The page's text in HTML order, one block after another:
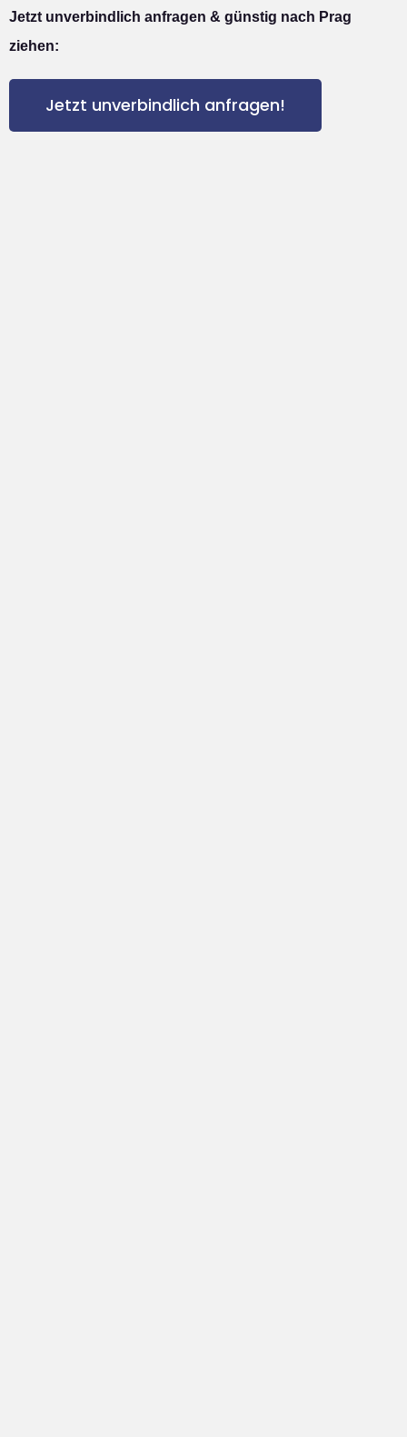
Jetzt unverbindlich anfragen & günstig nach Prag
ziehen:
Jetzt unverbindlich anfragen!